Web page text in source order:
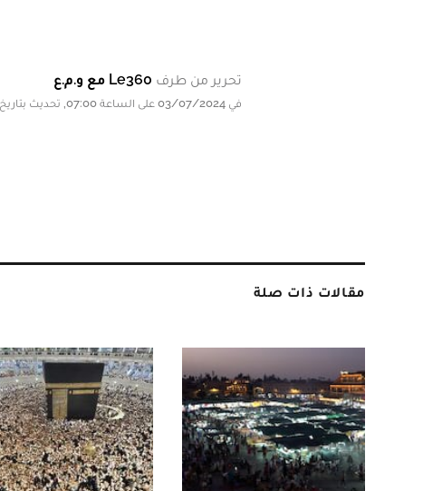
تحرير من طرف Le360 مع و.م.ع
في 03/07/2024 على الساعة 07:00, تحديث بتاريخ 03/07/2024 على الساعة 07:00
مقالات ذات صلة